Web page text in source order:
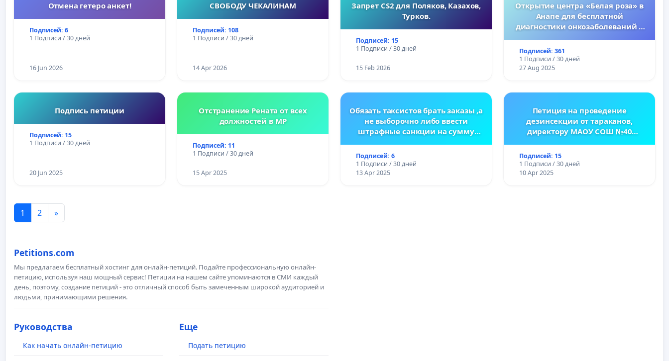
Отмена гетеро анкет!
Подписей: 6
1 Подписи / 30 дней
16 Jun 2026
СВОБОДУ ЧЕКАЛИНАМ
Подписей: 108
1 Подписи / 30 дней
14 Apr 2026
Запрет CS2 для Поляков, Казахов,
Турков.
Подписей: 15
1 Подписи / 30 дней
15 Feb 2026
Открытие центра «Белая роза» в
Анапе для бесплатной
диагностики онкозаболеваний у
Подписей: 361
1 Подписи / 30 дней
27 Aug 2025
Подпись петиции
Подписей: 15
1 Подписи / 30 дней
20 Jun 2025
Отстранение Рената от всех
должностей в МР
Подписей: 11
1 Подписи / 30 дней
15 Apr 2025
Обязать таксистов брать заказы ,а
не выборочно либо ввести
штрафные санкции на сумму
Подписей: 6
1 Подписи / 30 дней
13 Apr 2025
Петиция на проведение
дезинсекции от тараканов,
директору МАОУ СОШ №40
Подписей: 15
1 Подписи / 30 дней
10 Apr 2025
1 2 »
Petitions.com
Мы предлагаем бесплатный хостинг для онлайн-петиций. Подайте профессиональную онлайн-
петицию, используя наш мощный сервис! Петиции на нашем сайте упоминаются в СМИ каждый
день, поэтому, создание петиций - это отличный способ быть замеченным широкой аудиторией и
людьми, принимающими решения.
Руководства
Как начать онлайн-петицию
Еще
Подать петицию